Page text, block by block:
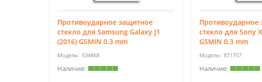
Противоударное защитное
стекло для Samsung Galaxy J1
(2016) GSMIN 0.3 mm
534868
Противоударное
стекло для Sony
GSMIN 0.3 mm
871757